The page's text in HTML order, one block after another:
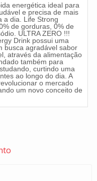
energética ideal para
e precisa de mais
a dia. Life Strong
de gorduras, 0% de
ULTRA ZERO !!!
Drink possui uma
busca agradável sabor
através da alimentação
também para
curtindo uma
ao longo do dia. A
o mercado
um novo conceito de